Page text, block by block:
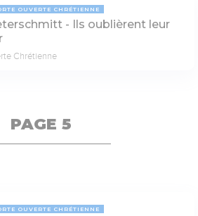
OUVERTE CHRÉTIENNE
- Ils oublièrent leur
Chrétienne
PAGE 5
OUVERTE CHRÉTIENNE